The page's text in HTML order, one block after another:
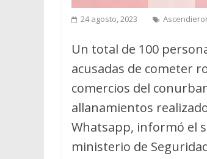
24 agosto, 2023
Un total de 100
acusadas de cometer
comercios del
allanamientos
Whatsapp, informó el
ministerio de